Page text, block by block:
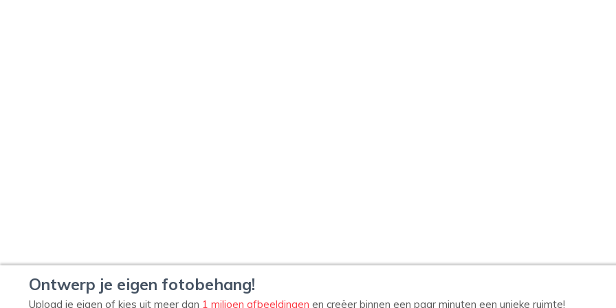
Ontwerp je eigen fotobehang!
Upload je eigen of kies uit meer dan 1 miljoen afbeeldingen en creëer binnen een paar minuten een unieke ruimte!